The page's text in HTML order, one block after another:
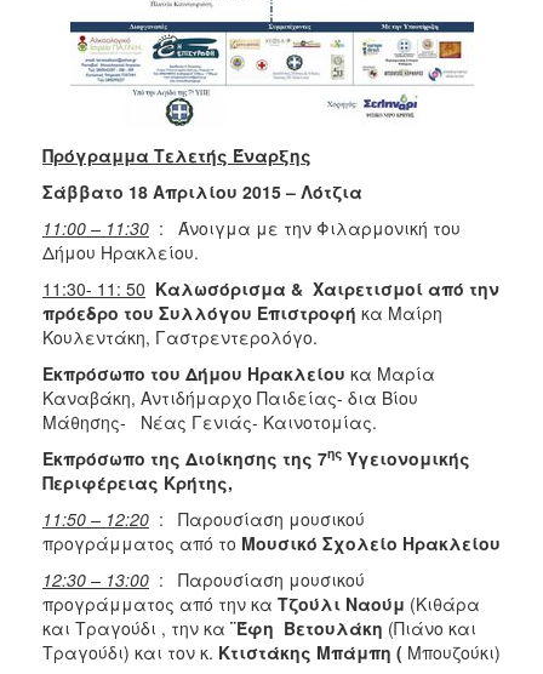
Πρόγραμμα Τελετής Έναρξης
Σάββατο 18 Απριλίου 2015 – Λότζια
11:00 – 11:30 : Άνοιγμα με την Φιλαρμονική του
Δήμου Ηρακλείου.
11:30- 11: 50 Καλωσόρισμα & Χαιρετισμοί από την
πρόεδρο του Συλλόγου Επιστροφή κα Μαίρη
Κουλεντάκη, Γαστρεντερολόγο.
Εκπρόσωπο του Δήμου Ηρακλείου κα Μαρία
Καναβάκη, Αντιδήμαρχο Παιδείας- δια Βίου
Μάθησης- Νέας Γενιάς- Καινοτομίας.
Εκπρόσωπο της Διοίκησης της 7ης Υγειονομικής
Περιφέρειας Κρήτης,
11:50 – 12:20 : Παρουσίαση μουσικού
προγράμματος από το Μουσικό Σχολείο Ηρακλείου
12:30 – 13:00 : Παρουσίαση μουσικού
προγράμματος από την κα Τζούλι Ναούμ (Κιθάρα
και Τραγούδι , την κα ¨Έφη Βετουλάκη (Πιάνο και
Τραγούδι) και τον κ. Κτιστάκης Μπάμπη ( Μπουζούκι)